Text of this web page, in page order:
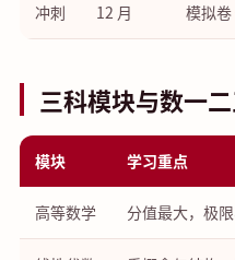
冲刺 12 月 模拟
三科模块与数一
模块 学习重点
高等数学 分值最大，极